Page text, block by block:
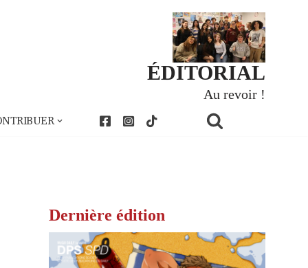
ÉDITORIAL
Au revoir !
Dernière édition